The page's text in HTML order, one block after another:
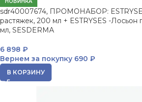
sdr40007674, ПРОМОНАБОР:
растяжек, 200 мл + ESTRYSES -Лосьон
мл, SESDERMA
6 898 ₽
Вернем за покупку 690 ₽
В КОРЗИНУ